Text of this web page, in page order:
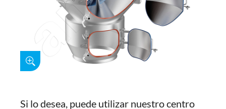
Si lo desea, puede utilizar nuestro centro